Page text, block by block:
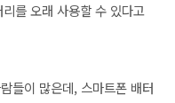
를 오래 사용할 수 있다고
들이 많은데, 스마트폰 배터